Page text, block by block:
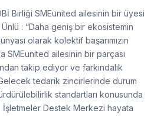
Birliği SMEunited ailesinin bir üyesi
: “Daha geniş bir ekosistemin
olarak kolektif başarımızın
SMEunited ailesinin bir parçası
takip ediyor ve farkındalık
tedarik zincirlerinde durum
standartları konusunda
Destek Merkezi hayata